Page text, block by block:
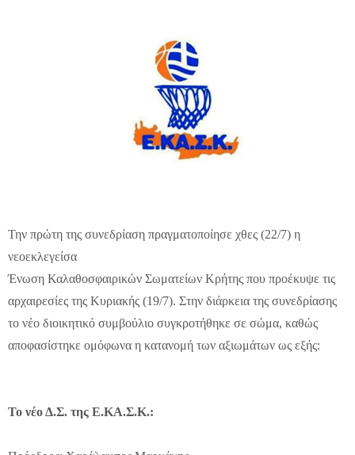
Την πρώτη της συνεδρίαση πραγματοποίησε χθες (22/7) η
νεοεκλεγείσα
Ένωση Καλαθοσφαιρικών Σωματείων Κρήτης που προέκυψε τις
αρχαιρεσίες της Κυριακής (19/7). Στην διάρκεια της συνεδρίασης
το νέο διοικητικό συμβούλιο συγκροτήθηκε σε σώμα, καθώς
αποφασίστηκε ομόφωνα η κατανομή των αξιωμάτων ως εξής:
Το νέο Δ.Σ. της Ε.ΚΑ.Σ.Κ.: